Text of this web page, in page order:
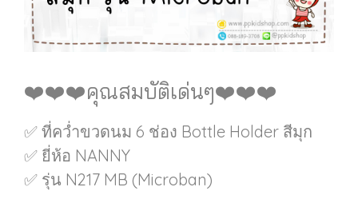
❤️❤️❤️คุณสมบัติเด่นๆ❤️❤️❤️
✅ ที่คว่ำขวดนม 6 ช่อง Bottle Holder สีมุก
✅ ยี่ห้อ NANNY
✅ รุ่น N217 MB (Microban)